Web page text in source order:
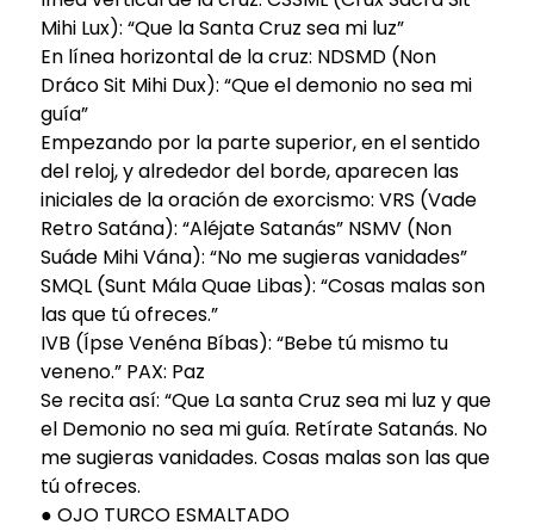
Mihi Lux): “Que la Santa Cruz sea mi luz”
En línea horizontal de la cruz: NDSMD (Non
Dráco Sit Mihi Dux): “Que el demonio no sea mi
guía”
Empezando por la parte superior, en el sentido
del reloj, y alrededor del borde, aparecen las
iniciales de la oración de exorcismo: VRS (Vade
Retro Satána): “Aléjate Satanás” NSMV (Non
Suáde Mihi Vána): “No me sugieras vanidades”
SMQL (Sunt Mála Quae Libas): “Cosas malas son
las que tú ofreces.”
IVB (Ípse Venéna Bíbas): “Bebe tú mismo tu
veneno.” PAX: Paz
Se recita así: “Que La santa Cruz sea mi luz y que
el Demonio no sea mi guía. Retírate Satanás. No
me sugieras vanidades. Cosas malas son las que
tú ofreces.
● OJO TURCO ESMALTADO